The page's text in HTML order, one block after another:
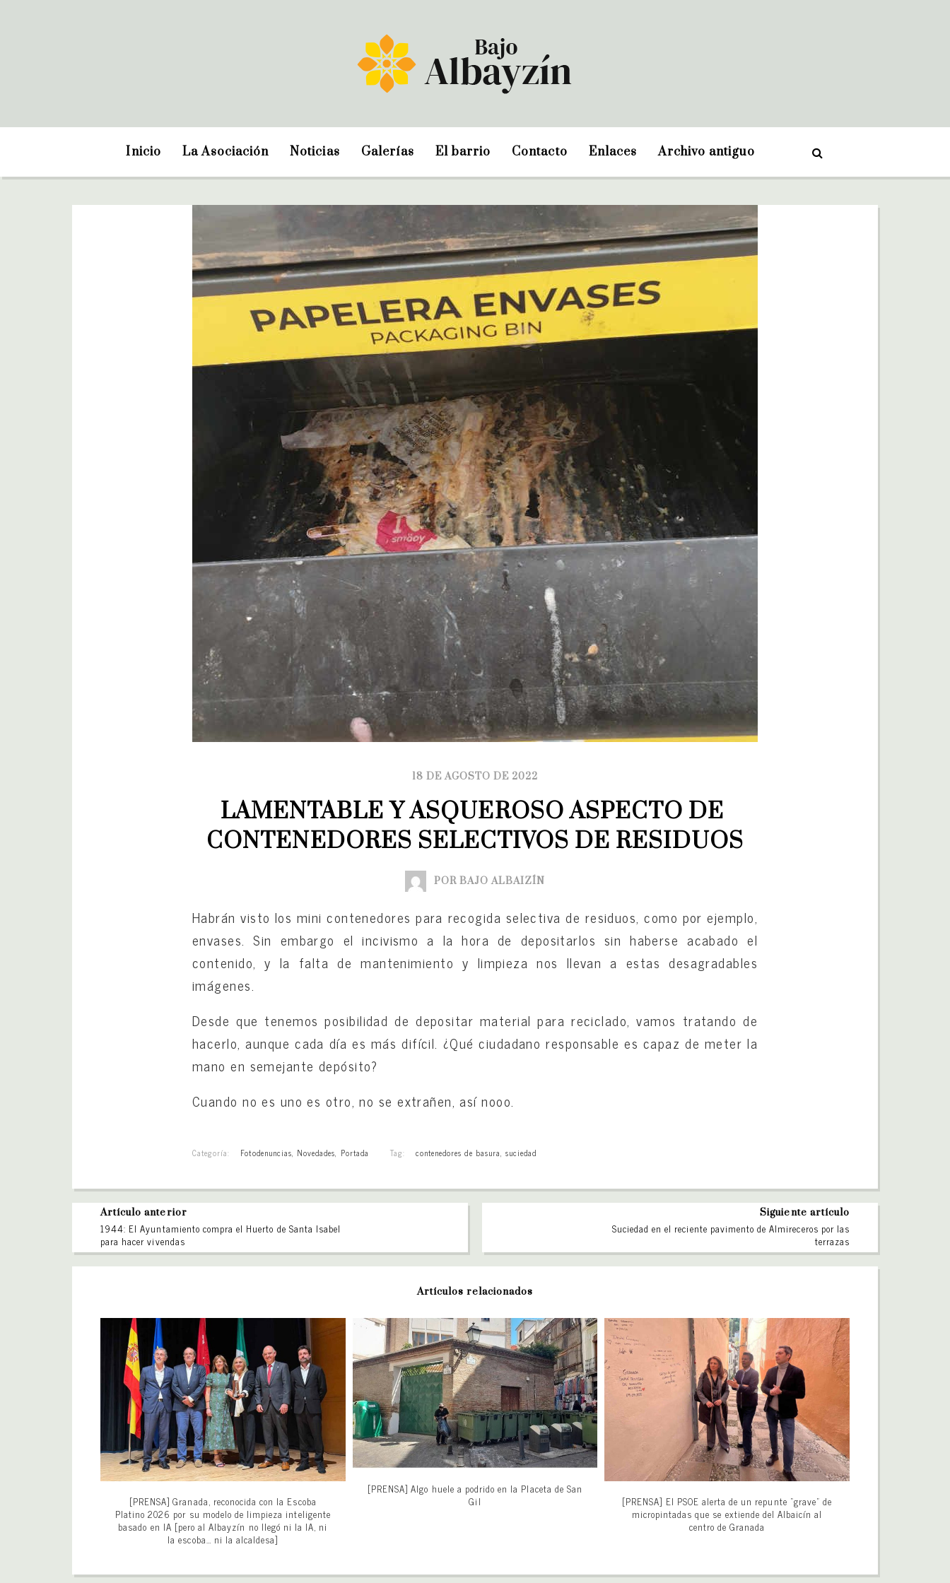
Inicio La Asociación Noticias Galerías El barrio Contacto Enlaces Archivo antiguo
18 DE AGOSTO DE 2022
LAMENTABLE Y ASQUEROSO ASPECTO DE
CONTENEDORES SELECTIVOS DE RESIDUOS
POR BAJO ALBAIZÍN
Habrán visto los mini contenedores para recogida selectiva de residuos, como por ejemplo,
envases. Sin embargo el incivismo a la hora de depositarlos sin haberse acabado el
contenido, y la falta de mantenimiento y limpieza nos llevan a estas desagradables
imágenes.
Desde que tenemos posibilidad de depositar material para reciclado, vamos tratando de
hacerlo, aunque cada día es más difícil. ¿Qué ciudadano responsable es capaz de meter la
mano en semejante depósito?
Cuando no es uno es otro, no se extrañen, así nooo.
Categoría: Fotodenuncias, Novedades, Portada Tag: contenedores de basura, suciedad
Artículo anterior
1944: El Ayuntamiento compra el Huerto de Santa Isabel
para hacer vivendas
Siguiente artículo
Suciedad en el reciente pavimento de Almireceros por las
terrazas
Artículos relacionados
[PRENSA] Granada, reconocida con la Escoba
Platino 2026 por su modelo de limpieza inteligente
basado en IA [pero al Albayzín no llegó ni la IA, ni
la escoba… ni la alcaldesa]
[PRENSA] Algo huele a podrido en la Placeta de San
Gil
[PRENSA] El PSOE alerta de un repunte “grave” de
micropintadas que se extiende del Albaicín al
centro de Granada